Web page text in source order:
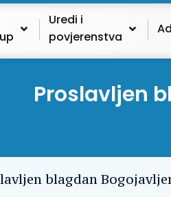
Uredi i
povjerenstva
Proslavljen